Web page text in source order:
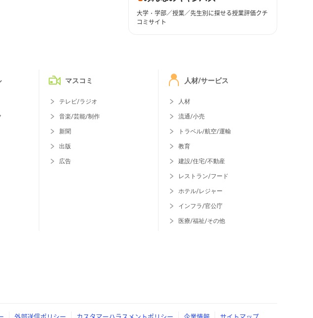
大学・学部／授業／先生別に探せる授業評価クチ
コミサイト
マスコミ
テレビ/ラジオ
音楽/芸能/制作
新聞
出版
広告
人材/サービス
人材
流通/小売
トラベル/航空/運輸
教育
建設/住宅/不動産
レストラン/フード
ホテル/レジャー
インフラ/官公庁
医療/福祉/その他